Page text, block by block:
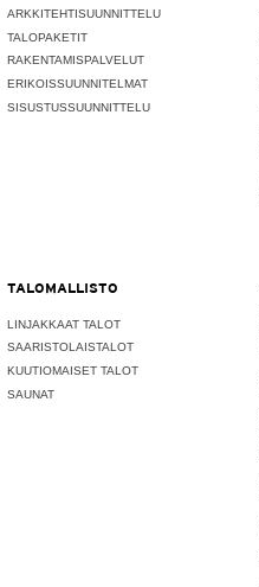
ARKKITEHTISUUNNITTELU
TALOPAKETIT
RAKENTAMISPALVELUT
ERIKOISSUUNNITELMAT
SISUSTUSSUUNNITTELU
TALOMALLISTO
LINJAKKAAT TALOT
SAARISTOLAISTALOT
KUUTIOMAISET TALOT
SAUNAT